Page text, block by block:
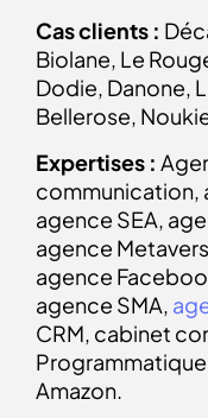
Cas clients :
Biolane, Le
Dodie, Danone,
Bellerose,
Expertises :
communication,
agence SEA,
agence
agence
agence SMA,
CRM, cabinet
Amazon.